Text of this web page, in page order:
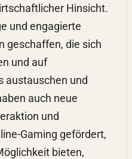
Hinsicht.
und engagierte
geschaffen, die sich
und auf
austauschen und
auch neue
und
Gaming gefördert,
bieten,